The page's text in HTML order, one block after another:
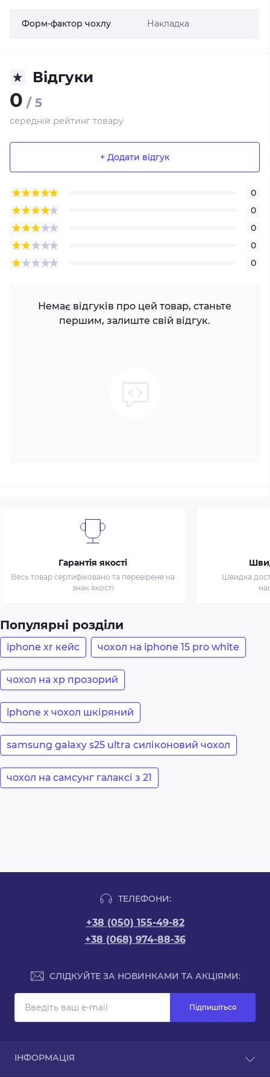
Форм-фактор чохлу Накладка
Відгуки
0 / 5
середній рейтинг товару
+ Додати відгук
0
0
0
0
0
Немає відгуків про цей товар, станьте
першим, залиште свій відгук.
Гарантія якості
Весь товар сертифіковано та перевірене на
знак якості
Швидка
Популярні розділи
iphone xr кейс чохол на iphone 15 pro white
чохол на хр прозорий
iphone x чохол шкіряний
samsung galaxy s25 ultra силіконовий чохол
чохол на самсунг галаксі з 21
ТЕЛЕФОНИ:
+38 (050) 155-49-82
+38 (068) 974-88-36
СЛІДКУЙТЕ ЗА НОВИНКАМИ ТА АКЦІЯМИ:
Підпишіться
ІНФОРМАЦІЯ